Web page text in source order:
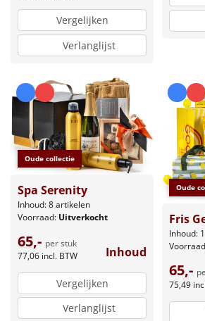
Vergelijken
Verlanglijst
Oude collectie
Spa Serenity
Inhoud: 8 artikelen
Voorraad: Uitverkocht
65,- per stuk
77,06 incl. BTW Inhoud
Vergelijken
Verlanglijst
Oude
Fris
Inhoud:
65,-
75,49